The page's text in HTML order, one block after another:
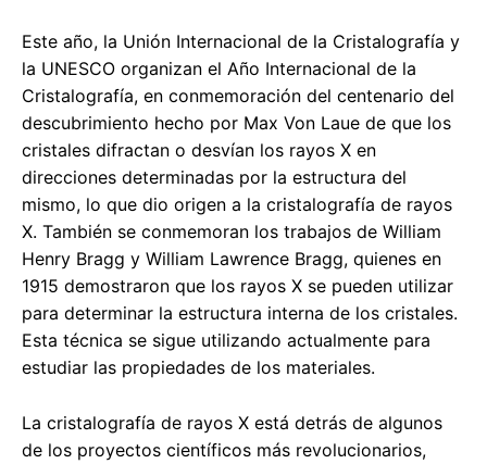
Este año, la Unión Internacional de la Cristalografía y
la UNESCO organizan el Año Internacional de la
Cristalografía, en conmemoración del centenario del
descubrimiento hecho por Max Von Laue de que los
cristales difractan o desvían los rayos X en
direcciones determinadas por la estructura del
mismo, lo que dio origen a la cristalografía de rayos
X. También se conmemoran los trabajos de William
Henry Bragg y William Lawrence Bragg, quienes en
1915 demostraron que los rayos X se pueden utilizar
para determinar la estructura interna de los cristales.
Esta técnica se sigue utilizando actualmente para
estudiar las propiedades de los materiales.
La cristalografía de rayos X está detrás de algunos
de los proyectos científicos más revolucionarios,